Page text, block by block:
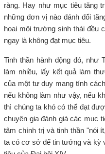
ràng. Hay như mục tiêu tăng
những đơn vị nào đánh đổi
hoại môi trường sinh thái đều
ngay là không đạt mục tiêu.
Tinh thần hành động đó, như
làm nhiều, lấy kết quả làm
của một tư duy mang tính
nếu không làm như vậy, nếu
thì chúng ta khó có thể đạt
chuyên gia đánh giá các mục
tâm chính trị và tinh thần "nói
ta có cơ sở để tin tưởng và kỳ